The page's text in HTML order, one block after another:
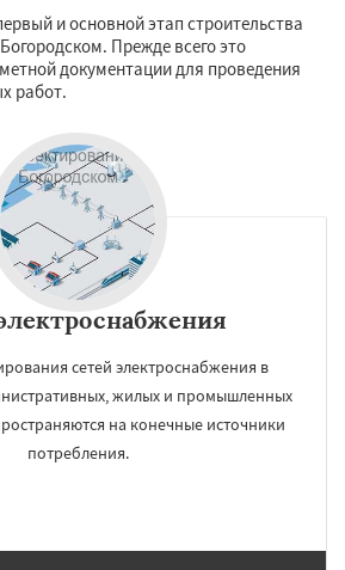
и основной этап строительства
Прежде всего это
документации для проведения
работ.
сетей электроснабжения в
жилых и промышленных
на конечные источники
потребления.